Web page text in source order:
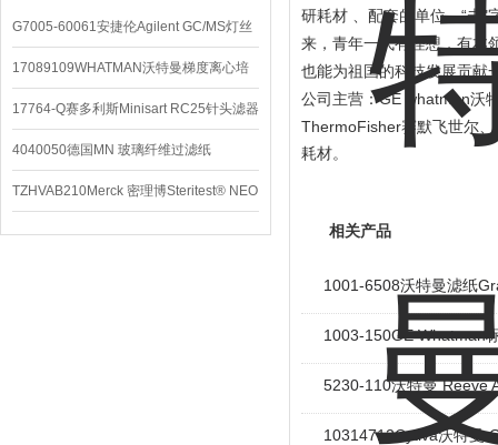
G7005-60061安捷伦Agilent GC/MS灯丝
配件
17089109WHATMAN沃特曼梯度离心培
养基
17764-Q赛多利斯Minisart RC25针头滤器
4040050德国MN 玻璃纤维过滤纸
TZHVAB210Merck 密理博Steritest® NEO
设备
研耗材 、配套的单位。“未 "
来，青年一代有理想，有本
也能为祖国的科技发展贡献
公司主营：GE whatman沃
ThermoFisher赛默飞世尔、
耗材。
相关产品
1001-6508沃特曼滤纸
1003-150GE Whatman
5230-110沃特曼 Reeve
10314712Cytiva沃特曼